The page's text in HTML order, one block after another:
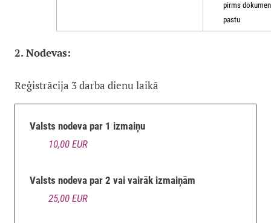
pirms
pastu
2. Nodevas:
Reģistrācija 3 darba dienu laikā
Valsts nodeva par 1 izmaiņu
10,00 EUR
Valsts nodeva par 2 vai vairāk izmaiņām
25,00 EUR